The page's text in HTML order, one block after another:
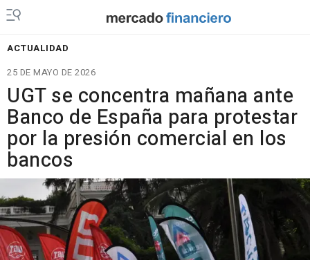
ACTUALIDAD
25 DE MAYO DE 2026
UGT se concentra mañana ante
Banco de España para protestar
por la presión comercial en los
bancos